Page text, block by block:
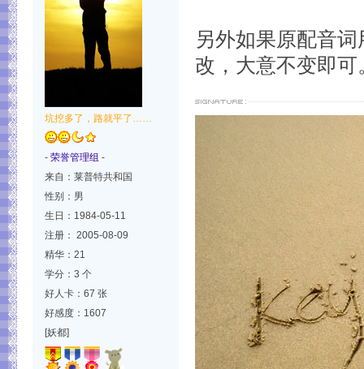
坑挖多了，路就平了……
- 荣誉管理组 -
来自：莱普特共和国
性别：男
生日：1984-05-11
注册： 2005-08-09
精华：21
学分：3 个
好人卡：67 张
好感度：1607
[妖都]
另外如果原配音
改，大意不变即可